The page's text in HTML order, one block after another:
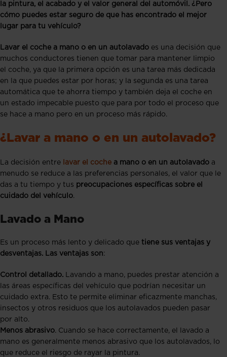
la pintura, el acabado y el valor general del automóvil. ¿Pero
cómo puedes estar seguro de que has encontrado el mejor
lugar para tu vehículo?
Lavar el coche a mano o en un autolavado es una decisión que
muchos conductores tienen que tomar para mantener limpio
el coche, ya que la primera opción es una tarea más dedicada
en la que puedes estar por horas; y la segunda es una tarea
automática que te ahorra tiempo y también deja el coche en
un estado impecable puesto que para por todo el proceso que
se hace a mano pero en un proceso más rápido.
¿Lavar a mano o en un autolavado?
La decisión entre lavar el coche a mano o en un autolavado a
menudo se reduce a las preferencias personales, el valor que le
das a tu tiempo y tus preocupaciones específicas sobre el
cuidado del vehículo.
Lavado a Mano
Es un proceso más lento y delicado que tiene sus ventajas y
desventajas. Las ventajas son:
Control detallado. Lavando a mano, puedes prestar atención a
las áreas específicas del vehículo que podrían necesitar un
cuidado extra. Esto te permite eliminar eficazmente manchas,
insectos y otros residuos que los autolavados pueden pasar
por alto.
Menos abrasivo. Cuando se hace correctamente, el lavado a
mano es generalmente menos abrasivo que los autolavados, lo
que reduce el riesgo de rayar la pintura.